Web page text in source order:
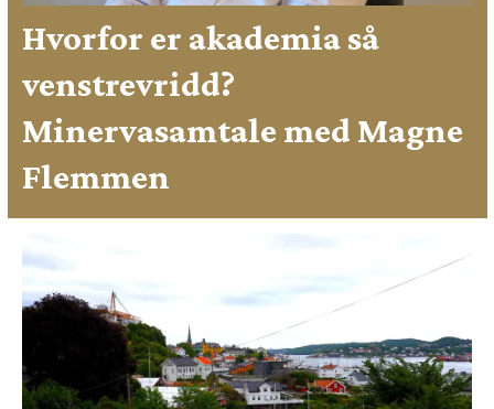
Hvorfor er akademia så
venstrevridd?
Minervasamtale med Magne
Flemmen